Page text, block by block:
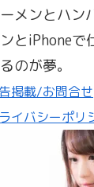
メンとハン
とiPhoneで
のが夢。
掲載/お問合せ
イバシーポリ